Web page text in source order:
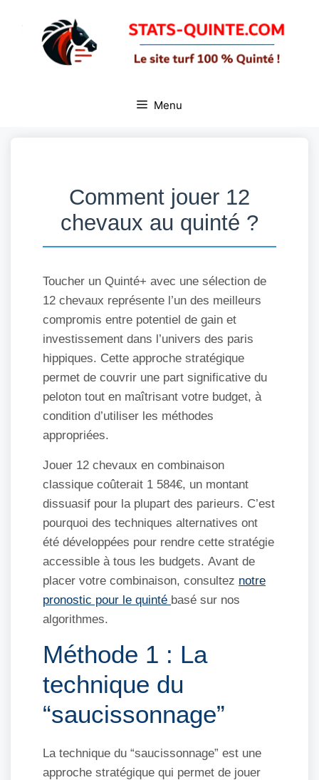
Menu
Comment jouer 12
chevaux au quinté ?
Toucher un Quinté+ avec une sélection de
12 chevaux représente l’un des meilleurs
compromis entre potentiel de gain et
investissement dans l’univers des paris
hippiques. Cette approche stratégique
permet de couvrir une part significative du
peloton tout en maîtrisant votre budget, à
condition d’utiliser les méthodes
appropriées.
Jouer 12 chevaux en combinaison
classique coûterait 1 584€, un montant
dissuasif pour la plupart des parieurs. C’est
pourquoi des techniques alternatives ont
été développées pour rendre cette stratégie
accessible à tous les budgets. Avant de
placer votre combinaison, consultez notre
pronostic pour le quinté basé sur nos
algorithmes.
Méthode 1 : La
technique du
“saucissonnage”
La technique du “saucissonnage” est une
approche stratégique qui permet de jouer